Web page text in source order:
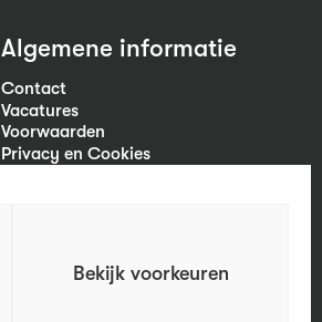
Bekijk voorkeuren
Algemene informatie
Contact
Vacatures
Voorwaarden
Privacy en Cookies
Volg ons